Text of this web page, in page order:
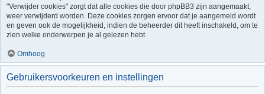
"Verwijder cookies" zorgt dat alle cookies die door phpBB3 zijn aangemaakt,
weer verwijderd worden. Deze cookies zorgen ervoor dat je aangemeld wordt
en geven ook de mogelijkheid, indien de beheerder dit heeft inschakeld, om te
zien welke onderwerpen je al gelezen hebt.
Omhoog
Gebruikersvoorkeuren en instellingen